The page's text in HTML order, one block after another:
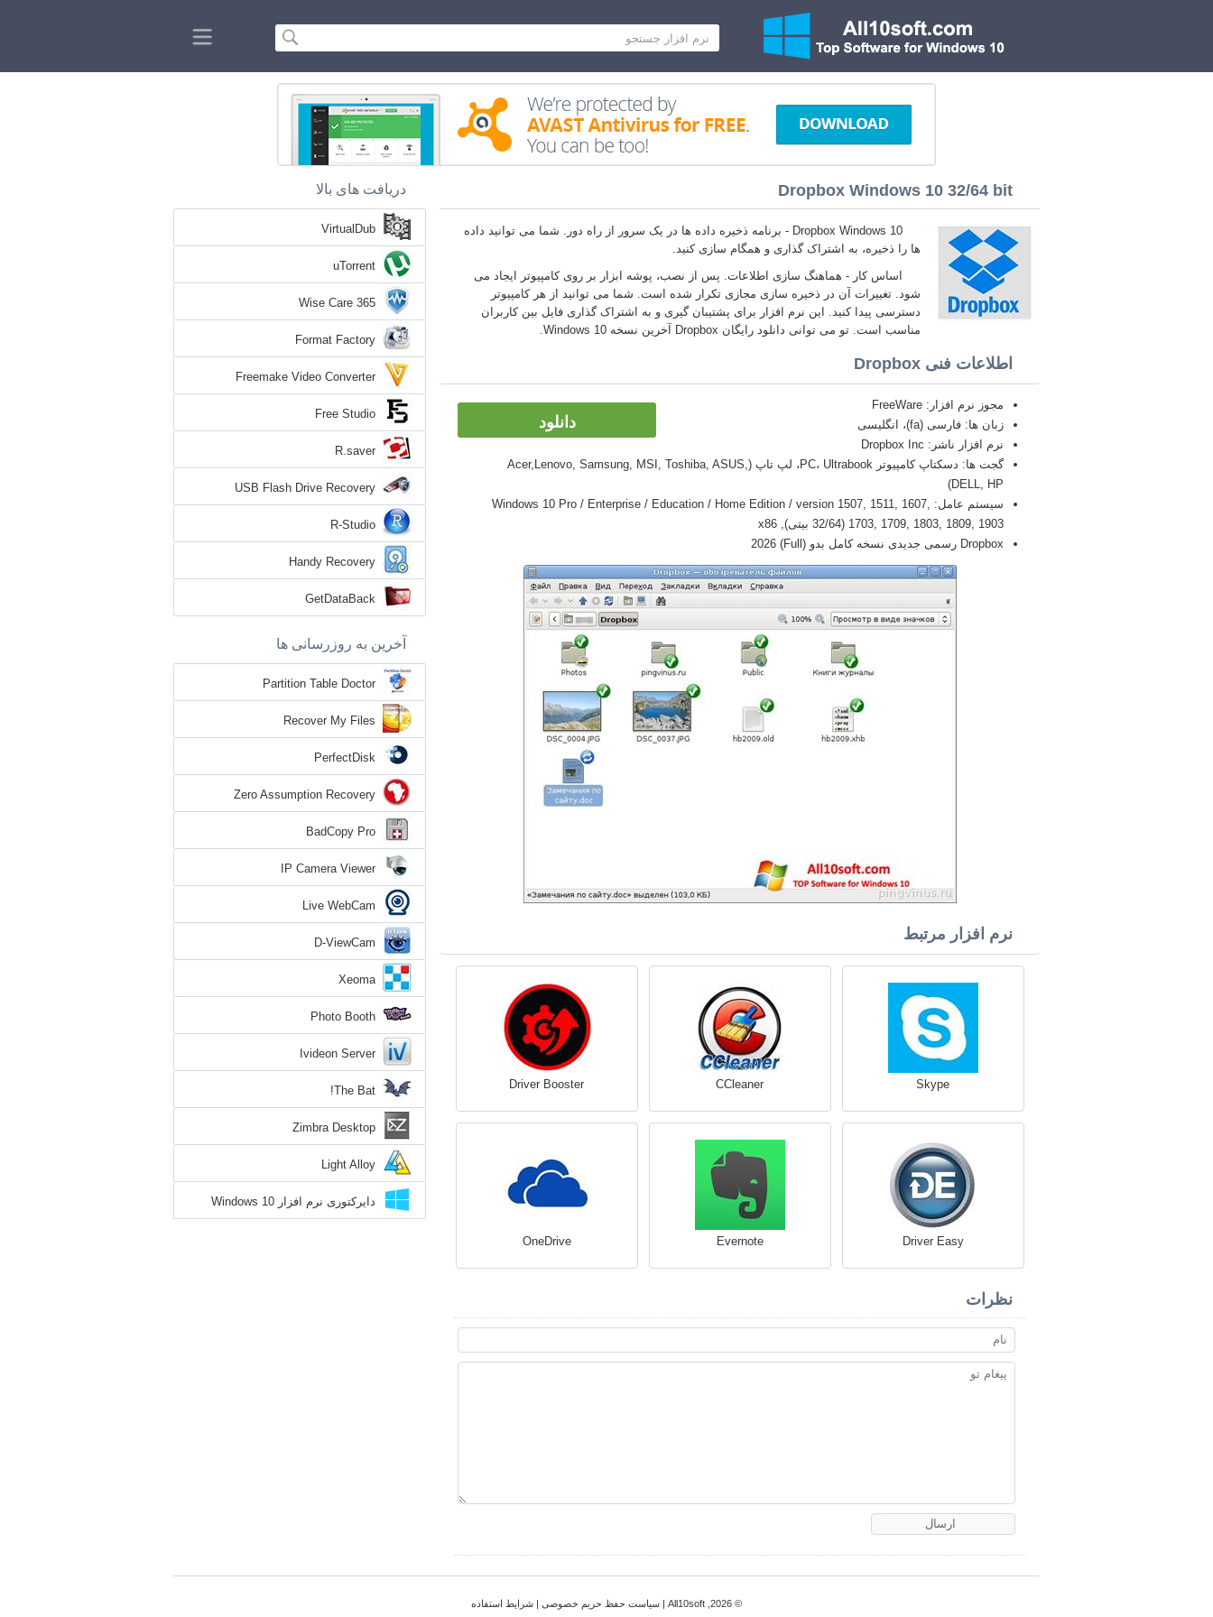
Dropbox Windows 10 32/64 bit
Dropbox Windows 10 - برنامه ذخیره داده ها در یک سرور از راه دور. شما می توانید داده
ها را ذخیره، به اشتراک گذاری و همگام سازی کنید.
اساس کار - هماهنگ سازی اطلاعات. پس از نصب، پوشه ابزار بر روی کامپیوتر ایجاد می
شود. تغییرات آن در ذخیره سازی مجازی تکرار شده است. شما می توانید از هر کامپیوتر
دسترسی پیدا کنید. این نرم افزار برای پشتیبان گیری و به اشتراک گذاری فایل بین کاربران
مناسب است. تو می توانی دانلود رایگان Dropbox آخرین نسخه Windows 10.
اطلاعات فنی Dropbox
دانلود
مجوز نرم افزار: FreeWare
زبان ها: فارسی (fa)، انگلیسی
نرم افزار ناشر: Dropbox Inc
گجت ها: دسکتاپ کامپیوتر PC، Ultrabook، لپ تاپ (Acer,Lenovo, Samsung, MSI, Toshiba, ASUS,
DELL, HP)
سیستم عامل: Windows 10 Pro / Enterprise / Education / Home Edition / version 1507, 1511, 1607,
1703, 1709, 1803, 1809, 1903 (32/64 بیتی), x86
Dropbox رسمی جدیدی نسخه کامل بدو (Full) 2026
نرم افزار مرتبط
Skype
CCleaner
Driver Booster
Driver Easy
Evernote
OneDrive
نظرات
دریافت های بالا
VirtualDub
uTorrent
Wise Care 365
Format Factory
Freemake Video Converter
Free Studio
R.saver
USB Flash Drive Recovery
R-Studio
Handy Recovery
GetDataBack
آخرین به روزرسانی ها
Partition Table Doctor
Recover My Files
PerfectDisk
Zero Assumption Recovery
BadCopy Pro
IP Camera Viewer
Live WebCam
D-ViewCam
Xeoma
Photo Booth
Ivideon Server
The Bat!
Zimbra Desktop
Light Alloy
دایرکتوری نرم افزار Windows 10
© 2026, All10soft | سیاست حفظ حریم خصوصی | شرایط استفاده